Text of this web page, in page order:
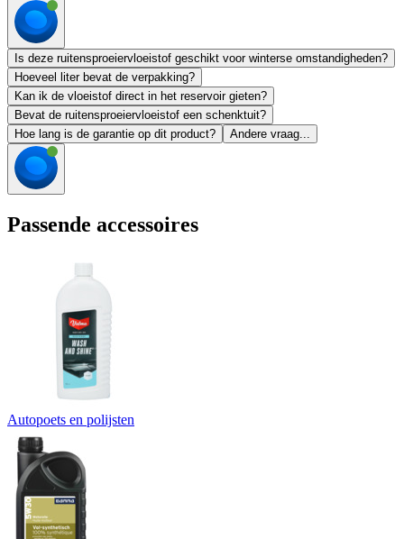
Is deze ruitensproeiervloeistof geschikt voor winterse omstandigheden?
Hoeveel liter bevat de verpakking?
Kan ik de vloeistof direct in het reservoir gieten?
Bevat de ruitensproeiervloeistof een schenktuit?
Hoe lang is de garantie op dit product?
Andere vraag...
Passende accessoires
Autopoets en polijsten